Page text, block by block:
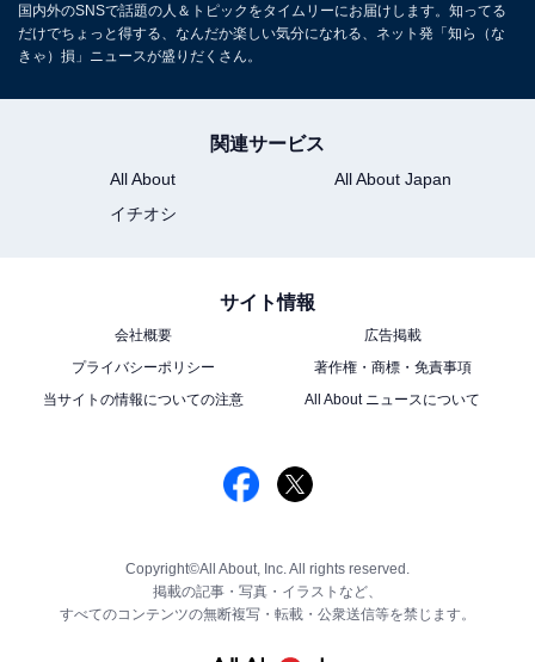
国内外のSNSで話題の人＆トピックをタイムリーにお届けします。知ってる
だけでちょっと得する、なんだか楽しい気分になれる、ネット発「知ら（な
きゃ）損」ニュースが盛りだくさん。
関連サービス
All About
All About Japan
イチオシ
サイト情報
会社概要
広告掲載
プライバシーポリシー
著作権・商標・免責事項
当サイトの情報についての注意
All About ニュースについて
Copyright©All About, Inc. All rights reserved.
掲載の記事・写真・イラストなど、
すべてのコンテンツの無断複写・転載・公衆送信等を禁じます。